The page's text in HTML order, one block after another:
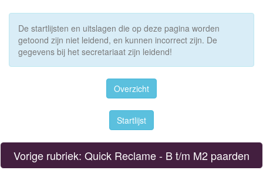
De startlijsten en uitslagen die op deze pagina worden
getoond zijn niet leidend, en kunnen incorrect zijn. De
gegevens bij het secretariaat zijn leidend!
Overzicht
Startlijst
Vorige rubriek: Quick Reclame - B t/m M2 paarden